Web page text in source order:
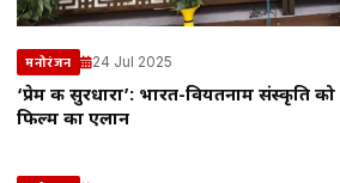
मनोरंजन 24 Jul 2025
‘प्रेम की सुरधारा’: भारत-वियतनाम संस्कृति
फिल्म का एलान